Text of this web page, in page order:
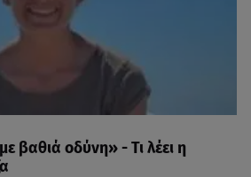
βαθιά οδύνη» - Τι λέει η